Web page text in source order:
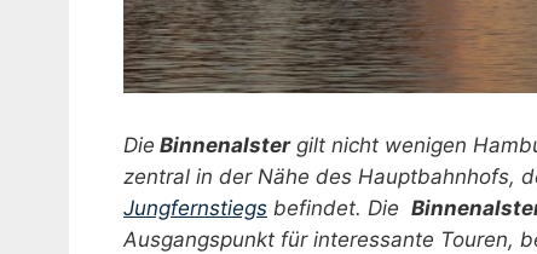
Die Binnenalstergilt nicht wenigen
zentral in der Nähe des Hauptbahnhofs,
Jungfernstiegs befindet. Die
Ausgangspunkt für interessante Touren,